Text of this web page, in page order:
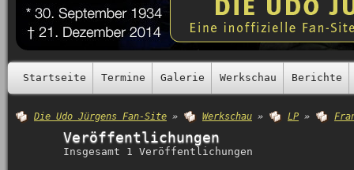
Startseite Termine Galerie Werkschau Berichte
Die Udo Jürgens Fan-Site » Werkschau » LP »
Veröffentlichungen
Insgesamt 1 Veröffentlichungen